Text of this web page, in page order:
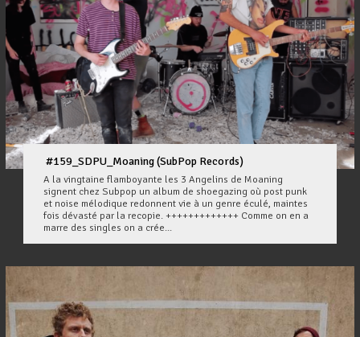
#159_SDPU_Moaning (SubPop Records)
A la vingtaine flamboyante les 3 Angelins de Moaning
signent chez Subpop un album de shoegazing où post punk
et noise mélodique redonnent vie à un genre éculé, maintes
fois dévasté par la recopie. +++++++++++++ Comme on en a
marre des singles on a crée...